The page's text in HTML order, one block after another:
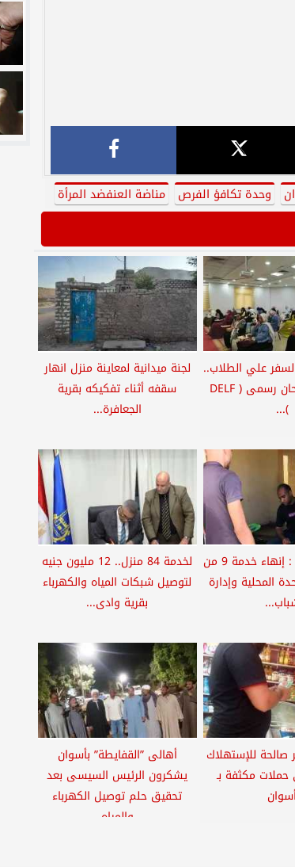
وحدة تكافؤ الفرص مناضة العنفضد المرأة
علي الطلاب..
عقد أول إمتحان رسمى ( DELF
)...
لجنة ميدانية لمعاينة منزل انهار
سقفه أثناء تفكيكه بقرية
الجعافرة...
محافظ أسوان : إنهاء خدمة 9 من
المحلية وإدارة
لخدمة 84 منزل.. 12 مليون جنيه
لتوصيل شبكات المياه والكهرباء
بقرية وادى...
للإستهلاك
مكثفة بـ
أهالى ”القفايطة” بأسوان
يشكرون الرئيس السيسى بعد
تحقيق حلم توصيل الكهرباء
والمياه